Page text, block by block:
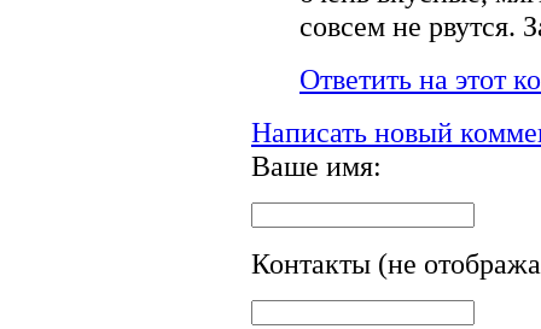
совсем не рвутся.
Ответить на этот
Написать новый
Ваше имя:
Контакты (не